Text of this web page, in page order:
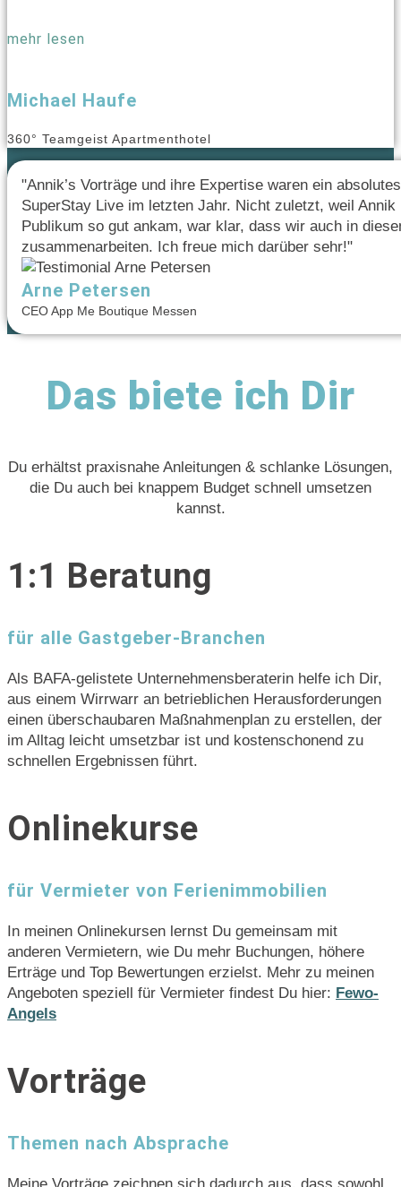
mehr lesen
Michael Haufe
360° Teamgeist Apartmenthotel
"Annik’s Vorträge und ihre Expertise waren ein
SuperStay Live im letzten Jahr. Nicht zuletzt, weil Annik
Publikum so gut ankam, war klar, dass wir auch in
zusammenarbeiten. Ich freue mich darüber sehr!"
Arne Petersen
CEO App Me Boutique Messen
Das biete ich Dir
Du erhältst praxisnahe Anleitungen & schlanke Lösungen,
die Du auch bei knappem Budget schnell umsetzen
kannst.
1:1 Beratung
für alle Gastgeber-Branchen
Als BAFA-gelistete Unternehmensberaterin helfe ich Dir,
aus einem Wirrwarr an betrieblichen Herausforderungen
einen überschaubaren Maßnahmenplan zu erstellen, der
im Alltag leicht umsetzbar ist und kostenschonend zu
schnellen Ergebnissen führt.
Onlinekurse
für Vermieter von Ferienimmobilien
In meinen Onlinekursen lernst Du gemeinsam mit
anderen Vermietern, wie Du mehr Buchungen, höhere
Erträge und Top Bewertungen erzielst. Mehr zu meinen
Angeboten speziell für Vermieter findest Du hier: Fewo-
Angels
Vorträge
Themen nach Absprache